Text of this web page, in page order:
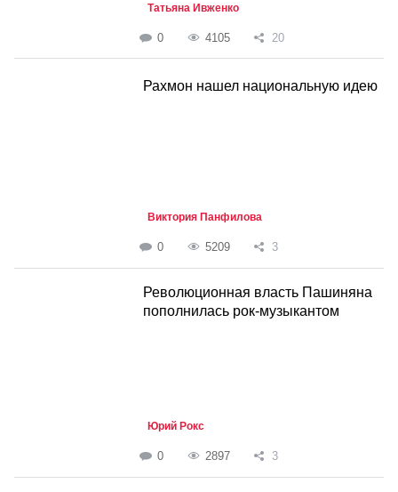
Татьяна Ивженко
0 4105 20
Рахмон нашел национальную идею
Виктория Панфилова
0 5209 3
Революционная власть Пашиняна
пополнилась рок-музыкантом
Юрий Рокс
0 2897 3